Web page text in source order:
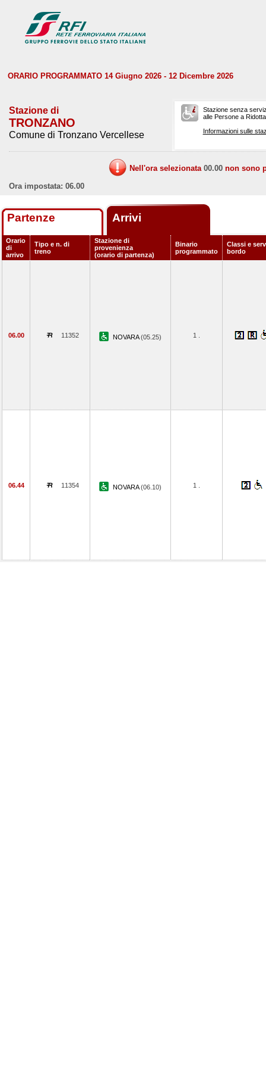
ORARIO PROGRAMMATO 14 Giugno 2026 - 12 Dicembre 2026
Stazione di
TRONZANO
Comune di Tronzano Vercellese
Stazione senza
alle Persone a
Informazioni sulle
Nell'ora selezionata 00.00 non sono
Ora impostata: 06.00
Partenze Arrivi
Orario
di
arrivo
Tipo e n. di
treno
Stazione di
provenienza
(orario di partenza)
Binario
programmato
Classi e
bordo
06.00 11352 NOVARA(05.25) 1 .
06.44 11354 NOVARA(06.10) 1 .